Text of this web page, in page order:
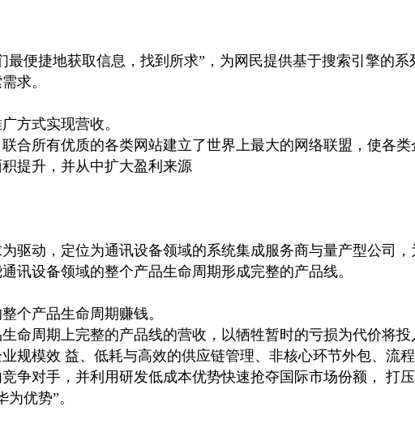
便捷地获取信息，找到所求”，为网民提供基于搜索引擎的系
求。
方式实现营收。
合所有优质的各类网站建立了世界上最大的网络联盟，使各类
提升，并从中扩大盈利来源
驱动，定位为通讯设备领域的系统集成服务商与量产型公司
讯设备领域的整个产品生命周期形成完整的产品线。
个产品生命周期赚钱。
命周期上完整的产品线的营收，以牺牲暂时的亏损为代价将
规模效 益、低耗与高效的供应链管理、非核心环节外包、流
争对手，并利用研发低成本优势快速抢夺国际市场份额， 打
优势”。